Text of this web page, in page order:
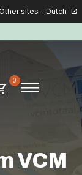
Other sites - Dutch open_in_new
0 menu
VCM